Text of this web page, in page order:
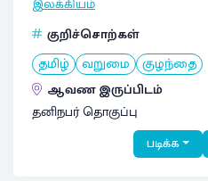
இலக்கியம்
குறிச்சொற்கள்
தமிழ் வறுமை குழந்தை
ஆவண இருப்பிடம்
தனிநபர் தொகுப்பு
படிக்க